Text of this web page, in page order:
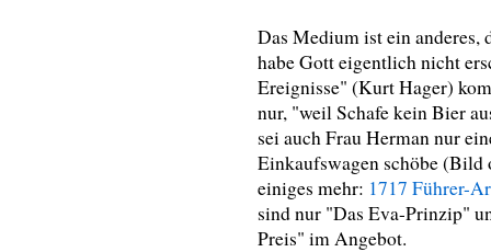
Das Medium ist ein anderes,
habe Gott eigentlich nicht
Ereignisse" (Kurt Hager)
nur, "weil Schafe kein Bier
sei auch Frau Herman nur
Einkaufswagen schöbe
einiges mehr: 1717 Führer-
sind nur "Das Eva-Prinzip"
Preis" im Angebot.